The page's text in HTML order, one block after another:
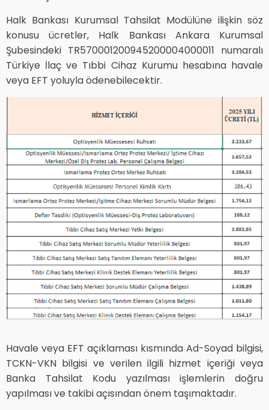
Halk Bankası Kurumsal Tahsilat Modülüne ilişkin söz
konusu ücretler, Halk Bankası Ankara Kurumsal
Şubesindeki TR570001200945200004000011 numaralı
Türkiye İlaç ve Tıbbi Cihaz Kurumu hesabına havale
veya EFT yoluyla ödenebilecektir.
Havale veya EFT açıklaması kısmında Ad-Soyad bilgisi,
TCKN-VKN bilgisi ve verilen ilgili hizmet içeriği veya
Banka Tahsilat Kodu yazılması işlemlerin doğru
yapılması ve takibi açısından önem taşımaktadır.